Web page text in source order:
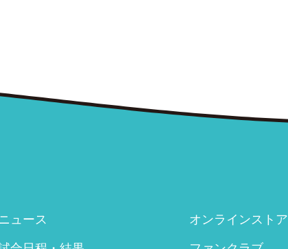
ュース オンラインストア